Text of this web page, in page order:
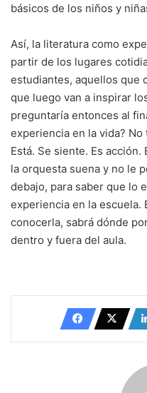
básicos de los niños y
Así, la literatura como
partir de los lugares
estudiantes, aquellos que
que luego van a inspirar
preguntaría entonces al
experiencia en la vida?
Está. Se siente. Es
la orquesta suena y no le
debajo, para saber que lo
experiencia en la escuela.
conocerla, sabrá dónde
dentro y fuera del aula.